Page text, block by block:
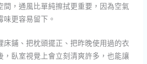
間，通風比單純擦拭更重要，因為空氣
味更容易留下。
床鋪、把枕頭擺正、把昨晚使用過的衣
，臥室視覺上會立刻清爽許多，也能讓